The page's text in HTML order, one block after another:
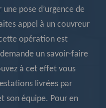
pose d’urgence de
appel à un couvreur
opération est
un savoir-faire
à cet effet vous
livrées par
son équipe. Pour en